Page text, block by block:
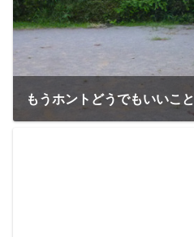
もうホントどうでもいいこ